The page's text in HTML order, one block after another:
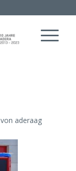
von aderaag